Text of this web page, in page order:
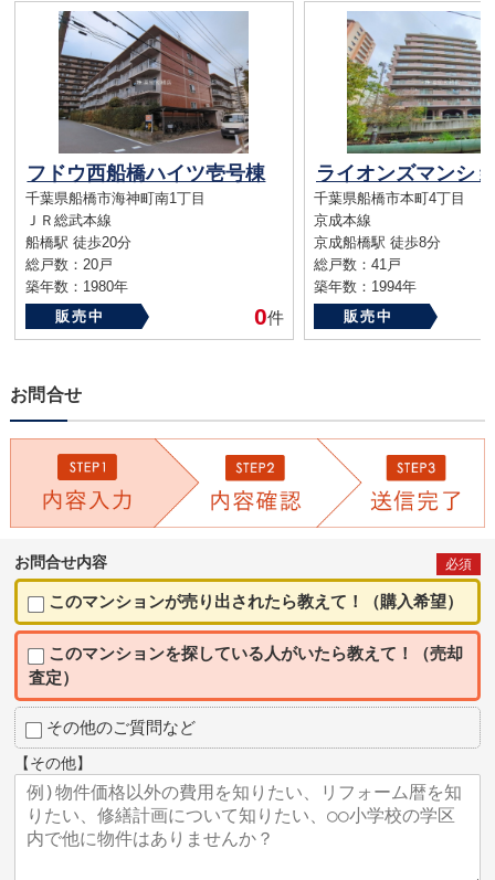
フドウ西船橋ハイツ壱号棟
千葉県船橋市海神町南1丁目
ＪＲ総武本線
船橋駅 徒歩20分
総戸数：20戸
築年数：1980年
販売中
0件
千葉県船橋市本町4丁目
京成本線
京成船橋駅 徒歩8分
総戸数：41戸
築年数：1994年
販売中
お問合せ
お問合せ内容 必須
このマンションが売り出されたら教えて！（購入希望）
このマンションを探している人がいたら教えて！（売却
査定）
その他のご質問など
【その他】